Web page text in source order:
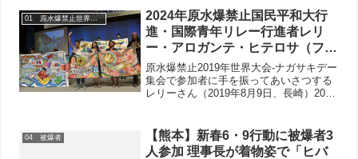
01 原水爆禁止世界大会
2024年原水爆禁止国民平和大行
進・国際青年リレー行進者レリ
ー・アロガンテ・ヒテロサ（フィ
リピン・25歳）あいさつ
原水爆禁止2019年世界大会-ナガサキデー
集会で参加者に手を振ってあいさつする
レリーさん（2019年8月9日、長崎）2024
際青年リレー行進者として参加するレ
リ...
04 被爆者
【熊本】新春6・9行動に被爆者3
人参加 理事長が着物姿で「ヒバ